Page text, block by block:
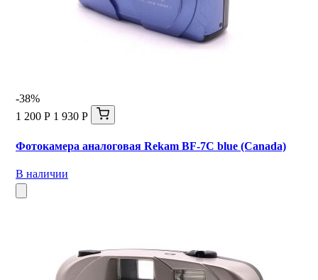
-38%
1 200 Р 1 930 Р
Фотокамера аналоговая Rekam BF-7C blue (Canada)
В наличии